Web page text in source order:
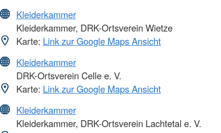
Kleiderkammer
Kleiderkammer, DRK-Ortsverein Wietze
Karte: Link zur Google Maps Ansicht
Kleiderkammer
DRK-Ortsverein Celle e. V.
Karte: Link zur Google Maps Ansicht
Kleiderkammer
Kleiderkammer, DRK-Ortsverein Lachtetal e. V.